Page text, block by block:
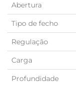
Abertura
Tipo de fecho
Regulação
Carga
Profundidade